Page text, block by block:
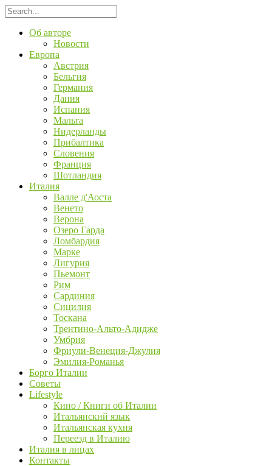
Об авторе
Новости
Европа
Австрия
Бельгия
Германия
Дания
Испания
Мальта
Нидерланды
Прибалтика
Словения
Франция
Шотландия
Италия
Валле д'Аоста
Венето
Верона
Озеро Гарда
Ломбардия
Марке
Лигурия
Пьемонт
Рим
Сардиния
Сицилия
Тоскана
Трентино-Альто-Адидже
Умбрия
Фриули-Венеция-Джулия
Эмилия-Романья
Борго Италии
Советы
Lifestyle
Кино / Книги об Италии
Итальянский язык
Итальянская кухня
Переезд в Италию
Италия в лицах
Контакты